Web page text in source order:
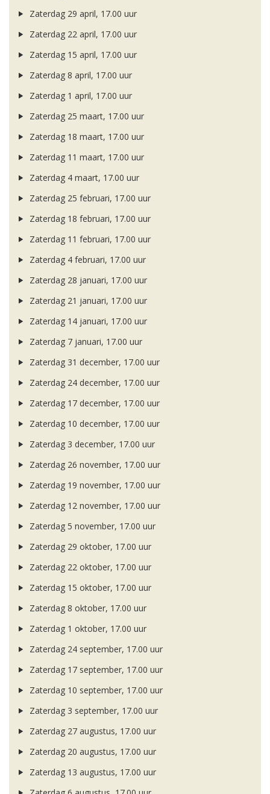
Zaterdag 29 april, 17.00 uur
Zaterdag 22 april, 17.00 uur
Zaterdag 15 april, 17.00 uur
Zaterdag 8 april, 17.00 uur
Zaterdag 1 april, 17.00 uur
Zaterdag 25 maart, 17.00 uur
Zaterdag 18 maart, 17.00 uur
Zaterdag 11 maart, 17.00 uur
Zaterdag 4 maart, 17.00 uur
Zaterdag 25 februari, 17.00 uur
Zaterdag 18 februari, 17.00 uur
Zaterdag 11 februari, 17.00 uur
Zaterdag 4 februari, 17.00 uur
Zaterdag 28 januari, 17.00 uur
Zaterdag 21 januari, 17.00 uur
Zaterdag 14 januari, 17.00 uur
Zaterdag 7 januari, 17.00 uur
Zaterdag 31 december, 17.00 uur
Zaterdag 24 december, 17.00 uur
Zaterdag 17 december, 17.00 uur
Zaterdag 10 december, 17.00 uur
Zaterdag 3 december, 17.00 uur
Zaterdag 26 november, 17.00 uur
Zaterdag 19 november, 17.00 uur
Zaterdag 12 november, 17.00 uur
Zaterdag 5 november, 17.00 uur
Zaterdag 29 oktober, 17.00 uur
Zaterdag 22 oktober, 17.00 uur
Zaterdag 15 oktober, 17.00 uur
Zaterdag 8 oktober, 17.00 uur
Zaterdag 1 oktober, 17.00 uur
Zaterdag 24 september, 17.00 uur
Zaterdag 17 september, 17.00 uur
Zaterdag 10 september, 17.00 uur
Zaterdag 3 september, 17.00 uur
Zaterdag 27 augustus, 17.00 uur
Zaterdag 20 augustus, 17.00 uur
Zaterdag 13 augustus, 17.00 uur